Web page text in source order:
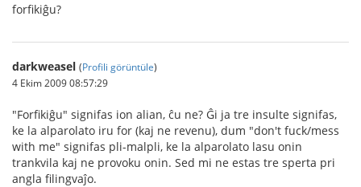
forfikiĝu?
darkweasel (Profili görüntüle)
4 Ekim 2009 08:57:29
"Forfikiĝu" signifas ion alian, ĉu ne? Ĝi ja tre insulte signifas,
ke la alparolato iru for (kaj ne revenu), dum "don't fuck/mess
with me" signifas pli-malpli, ke la alparolato lasu onin
trankvila kaj ne provoku onin. Sed mi ne estas tre sperta pri
angla filingvaĵo.